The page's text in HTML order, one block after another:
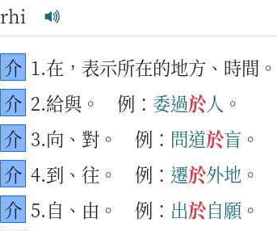
rhi
介 1.在，表示所在的地方、時間。
介 2.給與。 例： 委過於人 。
介 3.向、對。 例： 問道於盲 。
介 4.到、往。 例： 遷於外地 。
介 5.自、由。 例： 出於自願 。